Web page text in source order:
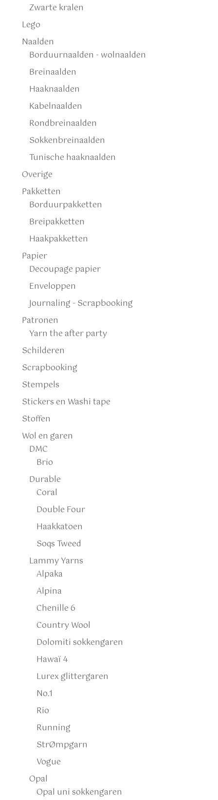
Zwarte kralen
Lego
Naalden
Borduurnaalden - wolnaalden
Breinaalden
Haaknaalden
Kabelnaalden
Rondbreinaalden
Sokkenbreinaalden
Tunische haaknaalden
Overige
Pakketten
Borduurpakketten
Breipakketten
Haakpakketten
Papier
Decoupage papier
Enveloppen
Journaling - Scrapbooking
Patronen
Yarn the after party
Schilderen
Scrapbooking
Stempels
Stickers en Washi tape
Stoffen
Wol en garen
DMC
Brio
Durable
Coral
Double Four
Haakkatoen
Soqs Tweed
Lammy Yarns
Alpaka
Alpina
Chenille 6
Country Wool
Dolomiti sokkengaren
Hawaï 4
Lurex glittergaren
No.1
Rio
Running
StrØmpgarn
Vogue
Opal
Opal uni sokkengaren